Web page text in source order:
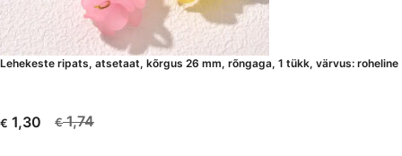
Lehekeste ripats, atsetaat, kõrgus 26 mm, rõngaga, 1 tükk, värvus: roheline
€1,74
Algne
€ 1,30
Current